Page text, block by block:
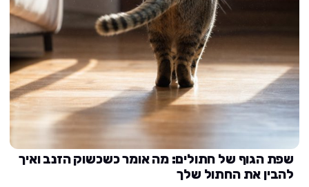
שפת הגוף של חתולים: מה אומר כשכשוק הזנב ואיך
להבין את החתול שלך